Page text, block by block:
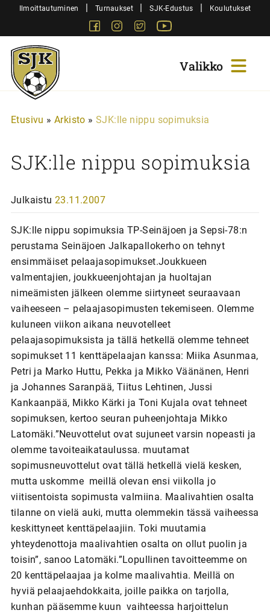
SiirryIlmoittautuminen | Turnaukset | SJK-Edustus | Koulutukset
FacebookInstagram
Twitter
Sjk-
Juniorit
Etusivu » Arkisto » SJK:lle nippu sopimuksia
SJK:lle nippu sopimuksia
Julkaistu 23.11.2007
SJK:lle nippu sopimuksia TP-Seinäjoen ja Sepsi-78:n
perustama Seinäjoen Jalkapallokerho on tehnyt
ensimmäiset pelaajasopimukset.Joukkueen
valmentajien, joukkueenjohtajan ja huoltajan
nimeämisten jälkeen olemme siirtyneet seuraavaan
vaiheeseen – pelaajasopimusten tekemiseen. Olemme
kuluneen viikon aikana neuvotelleet
pelaajasopimuksista ja tällä hetkellä olemme tehneet
sopimukset 11 kenttäpelaajan kanssa: Miika Asunmaa,
Petri ja Marko Huttu, Pekka ja Mikko Väänänen, Henri
ja Johannes Saranpää, Tiitus Lehtinen, Jussi
Kankaanpää, Mikko Kärki ja Toni Kujala ovat tehneet
sopimuksen, kertoo seuran puheenjohtaja Mikko
Latomäki.”Neuvottelut ovat sujuneet varsin nopeasti ja
olemme tavoiteaikataulussa. muutamat
sopimusneuvottelut ovat tällä hetkellä vielä kesken,
mutta uskomme meillä olevan ensi viikolla jo
viitisentoista sopimusta valmiina. Maalivahtien osalta
tilanne on vielä auki, mutta olemmekin tässä vaiheessa
keskittyneet kenttäpelaajiin. Toki muutamia
yhteydenottoja maalivahtien osalta on ollut puolin ja
toisin”, sanoo Latomäki.”Lopullinen tavoitteemme on
20 kenttäpelaajaa ja kolme maalivahtia. Meillä on
hyviä pelaajaehdokkaita, joille paikka on tarjolla,
kunhan pääsemme kuun vaihteessa harjoittelun